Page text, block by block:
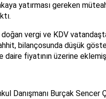
yatırması gereken
vergi ve KDV
bilançosunda düşük
fiyatının üzerine
Danışmanı Burçak Sencer